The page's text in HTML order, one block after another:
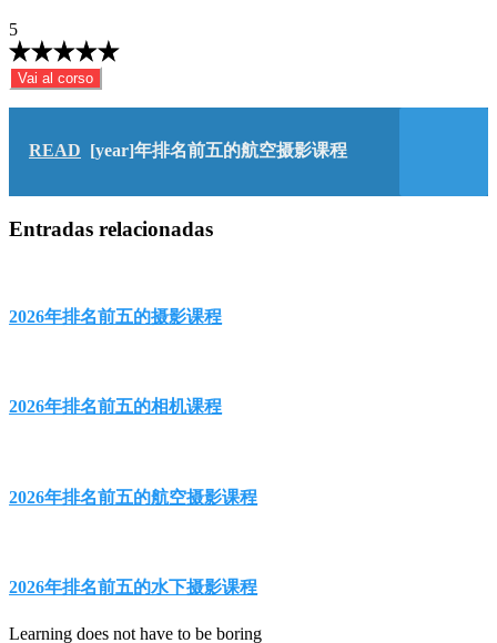
5
Vai al corso
READ [year]年排名前五的航空摄影课程
Entradas relacionadas
2026年排名前五的摄影课程
2026年排名前五的相机课程
2026年排名前五的航空摄影课程
2026年排名前五的水下摄影课程
Learning does not have to be boring